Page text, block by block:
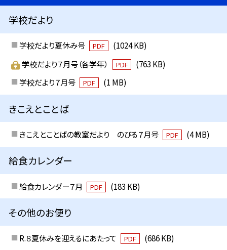
学校だより
学校だより夏休み号 PDF
(1024 KB)
学校だより７月号（各学年）
PDF
(763 KB)
学校だより７月号
PDF (1 MB)
きこえとことば
きこえとことばの教室だより のびる７月号 PDF (4 MB)
給食カレンダー
給食カレンダー７月 PDF (183 KB)
その他のお便り
R.８夏休みを迎えるにあたって PDF
(686 KB)